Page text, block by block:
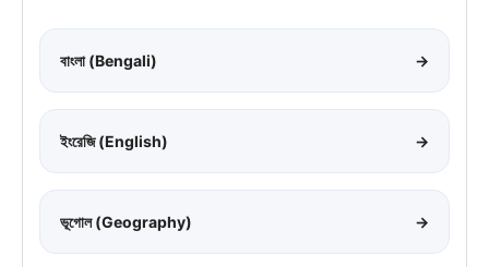
বাংলা (Bengali) →
ইংরেজি (English) →
ভূগোল (Geography) →